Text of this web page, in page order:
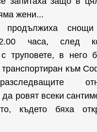
жени...
продължиха
часа, след
с труповете, в него
транспортиран към
да ровят всеки
където бяха